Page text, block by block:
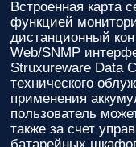
Встроенная карта
функцией
дистанционный
Web/SNMP
Struxureware Data
технического
применения
пользователь
также за счет